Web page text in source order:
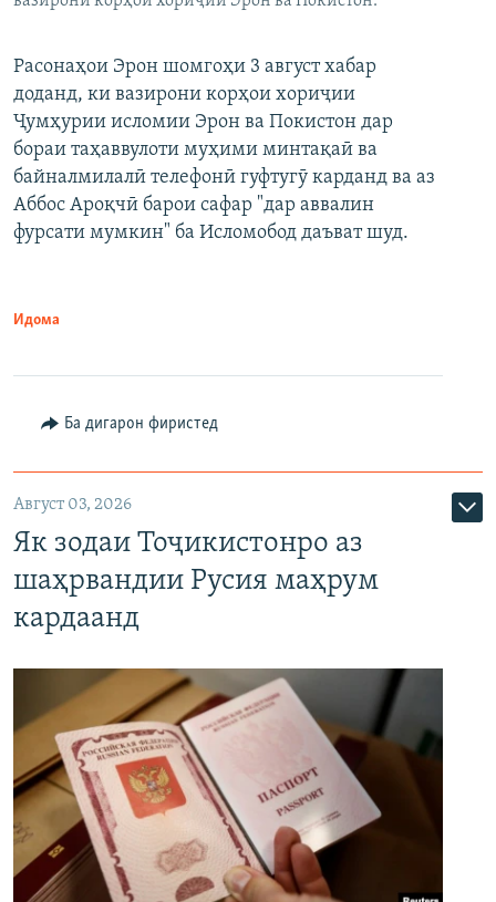
Расонаҳои Эрон шомгоҳи 3 август хабар
доданд, ки вазирони корҳои хориҷии
Ҷумҳурии исломии Эрон ва Покистон дар
бораи таҳаввулоти муҳими минтақаӣ ва
байналмилалӣ телефонӣ гуфтугӯ карданд ва аз
Аббос Ароқчӣ барои сафар "дар аввалин
фурсати мумкин" ба Исломобод даъват шуд.
Идома
Ба дигарон фиристед
Август 03, 2026
Як зодаи Тоҷикистонро аз
шаҳрвандии Русия маҳрум
кардаанд